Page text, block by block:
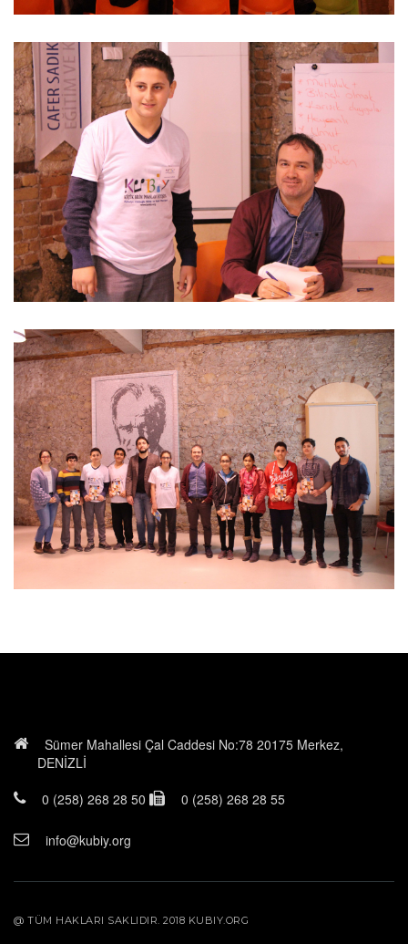
Sümer Mahallesi Çal Caddesi No:78 20175 Merkez,
DENİZLİ
0 (258) 268 28 50
0 (258) 268 28 55
info@kubiy.org
@ TÜM HAKLARI SAKLIDIR. 2018 KUBIY.ORG